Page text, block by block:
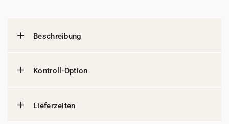
Beschreibung
Kontroll-Option
Lieferzeiten